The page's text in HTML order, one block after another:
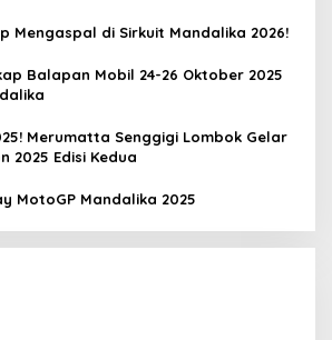
Mengaspal di Sirkuit Mandalika 2026!
Balapan Mobil 24-26 Oktober 2025
Merumatta Senggigi Lombok Gelar
2025 Edisi Kedua
MotoGP Mandalika 2025